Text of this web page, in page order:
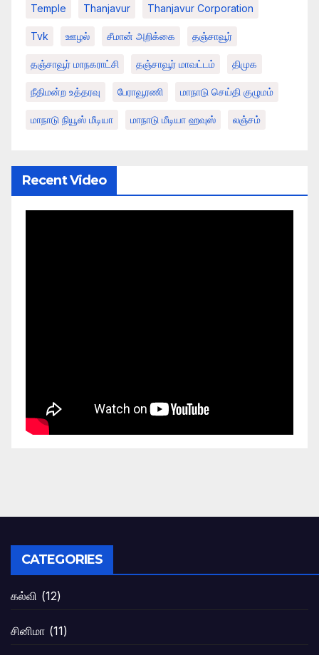
Temple Thanjavur Thanjavur Corporation
Tvk ஊழல் சீமான் அறிக்கை தஞ்சாவூர்
தஞ்சாவூர் மாநகராட்சி தஞ்சாவூர் மாவட்டம் திமுக
நீதிமன்ற உத்தரவு பேராவூரணி மாநாடு செய்தி குழுமம்
மாநாடு நியூஸ் மீடியா மாநாடு மீடியா ஹவுஸ் லஞ்சம்
Recent Video
CATEGORIES
கல்வி (12)
சினிமா (11)